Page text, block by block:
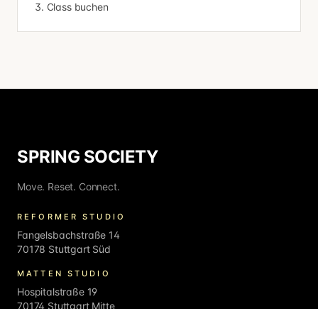
Class buchen
SPRING SOCIETY
Move. Reset. Connect.
REFORMER STUDIO
Fangelsbachstraße 14
70178 Stuttgart Süd
MATTEN STUDIO
Hospitalstraße 19
70174 Stuttgart Mitte